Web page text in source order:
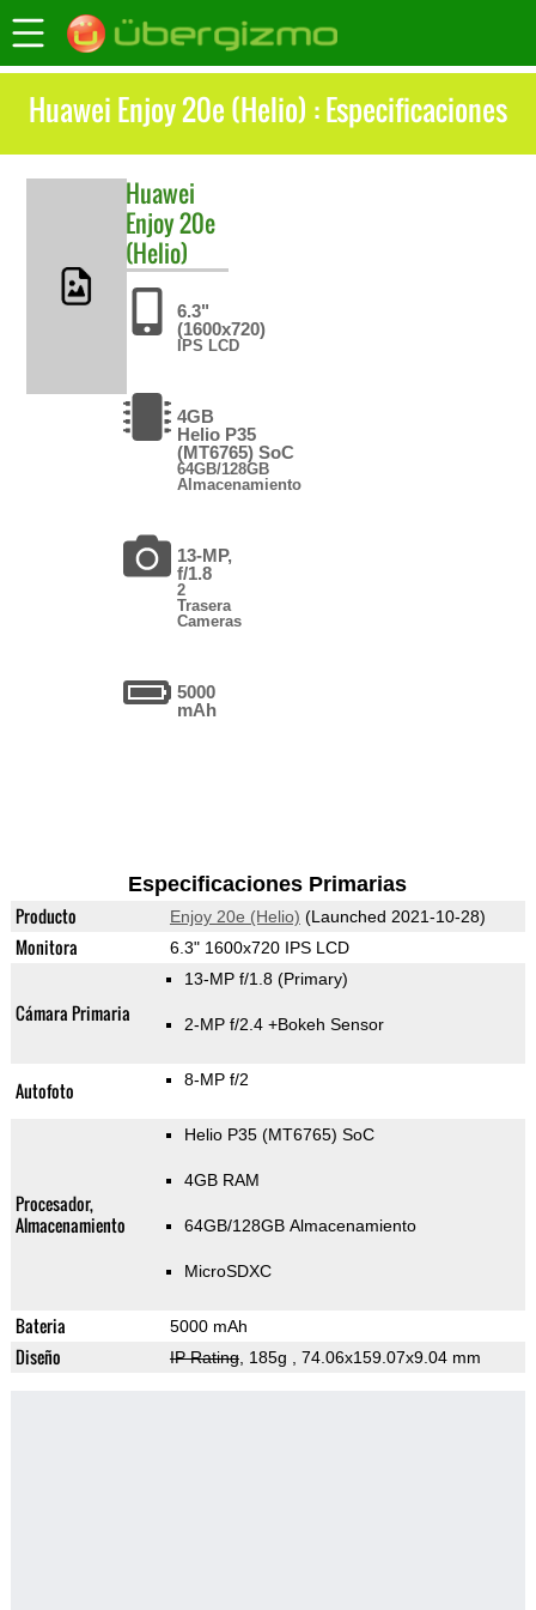
Huawei Enjoy 20e (Helio) : Especificaciones
Huawei
Enjoy 20e
(Helio)
6.3"
(1600x720)
IPS LCD
4GB
Helio P35
(MT6765) SoC
64GB/128GB
Almacenamiento
13-MP,
f/1.8
2
Trasera
Cameras
5000
mAh
Especificaciones Primarias
Producto Enjoy 20e (Helio) (Launched 2021-10-28)
Monitora 6.3" 1600x720 IPS LCD
Cámara Primaria
13-MP f/1.8 (Primary)
2-MP f/2.4 +Bokeh Sensor
Autofoto 8-MP f/2
Procesador,
Almacenamiento
Helio P35 (MT6765) SoC
4GB RAM
64GB/128GB Almacenamiento
MicroSDXC
Bateria 5000 mAh
Diseño IP Rating, 185g , 74.06x159.07x9.04 mm